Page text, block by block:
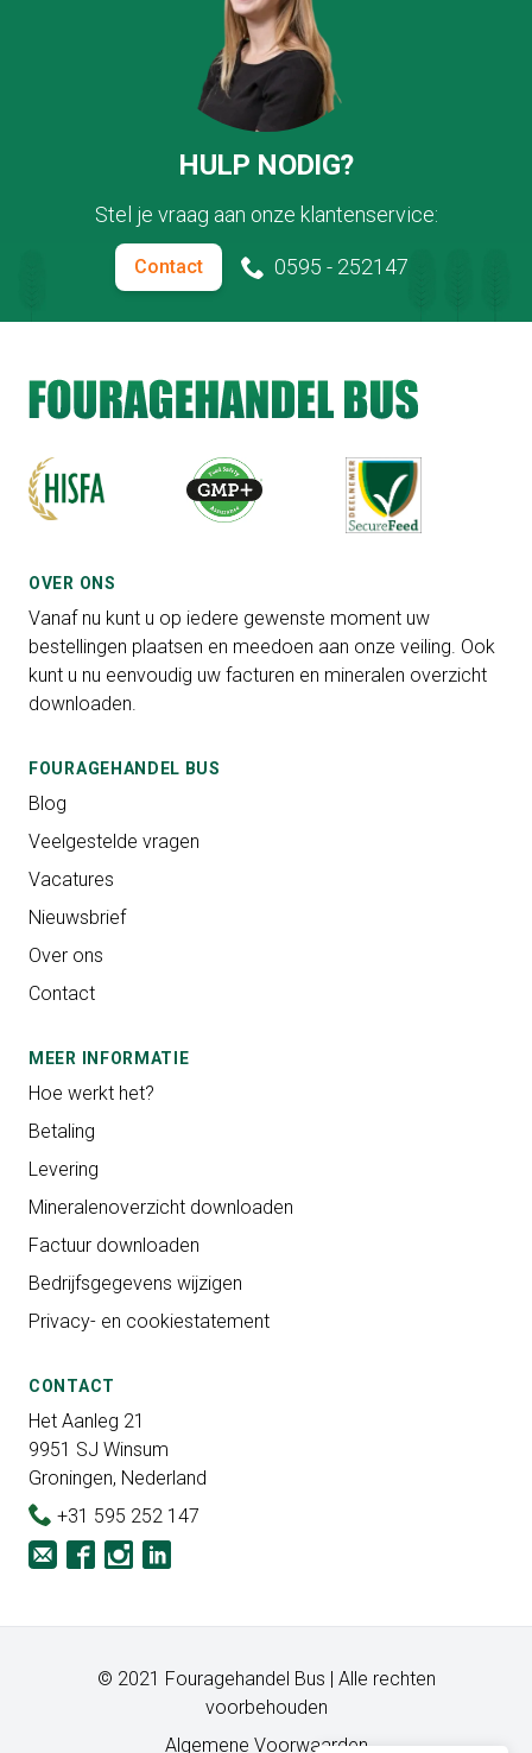
HULP NODIG?
Stel je vraag aan onze klantenservice:
Contact 0595 - 252147
OVER ONS
Vanaf nu kunt u op iedere gewenste moment uw
bestellingen plaatsen en meedoen aan onze veiling. Ook
kunt u nu eenvoudig uw facturen en mineralen overzicht
downloaden.
FOURAGEHANDEL BUS
Blog
Veelgestelde vragen
Vacatures
Nieuwsbrief
Over ons
Contact
MEER INFORMATIE
Hoe werkt het?
Betaling
Levering
Mineralenoverzicht downloaden
Factuur downloaden
Bedrijfsgegevens wijzigen
Privacy- en cookiestatement
CONTACT
Het Aanleg 21
9951 SJ Winsum
Groningen, Nederland
+31 595 252 147
© 2021 Fouragehandel Bus | Alle rechten
voorbehouden
Algemene Voorwaarden